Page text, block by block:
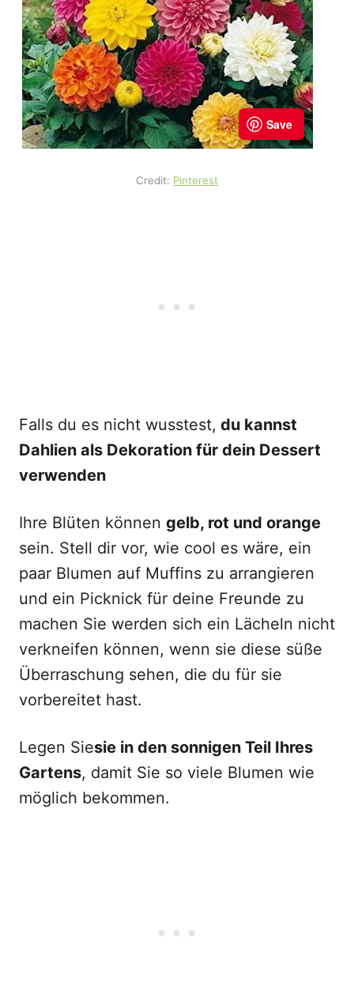
Credit: Pinterest
Falls du es nicht wusstest, du kannst
Dahlien als Dekoration für dein Dessert
verwenden
Ihre Blüten können gelb, rot und orange
sein. Stell dir vor, wie cool es wäre, ein
paar Blumen auf Muffins zu arrangieren
und ein Picknick für deine Freunde zu
machen Sie werden sich ein Lächeln nicht
verkneifen können, wenn sie diese süße
Überraschung sehen, die du für sie
vorbereitet hast.
Legen Siesie in den sonnigen Teil Ihres
Gartens, damit Sie so viele Blumen wie
möglich bekommen.